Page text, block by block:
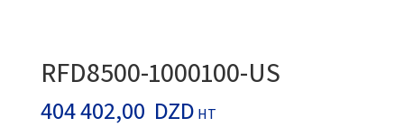
RFD8500-1000100-US
404 402,00 DZD HT